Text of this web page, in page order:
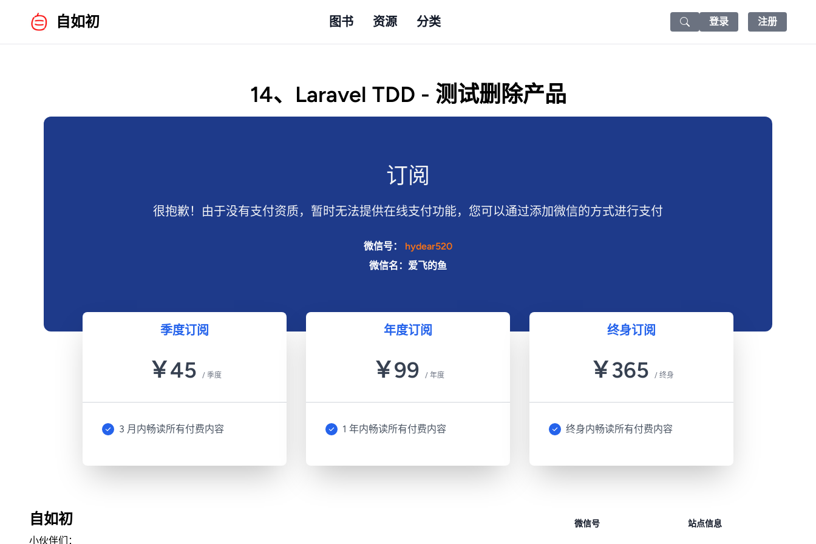
自如初
Search icon
登录 注册
图书 资源 分类
14、Laravel TDD - 测试删除产品
订阅
很抱歉！由于没有支付资质，暂时无法提供在线支付功能，您可以通过添加微信的方式进行支付
微信号： hydear520
微信名：爱飞的鱼
季度订阅
￥45 / 季度
3 月内畅读所有付费内容
年度订阅
￥99 / 年度
1 年内畅读所有付费内容
终身订阅
￥365 / 终身
终身内畅读所有付费内容
自如初
小伙伴们：
微信号 站点信息